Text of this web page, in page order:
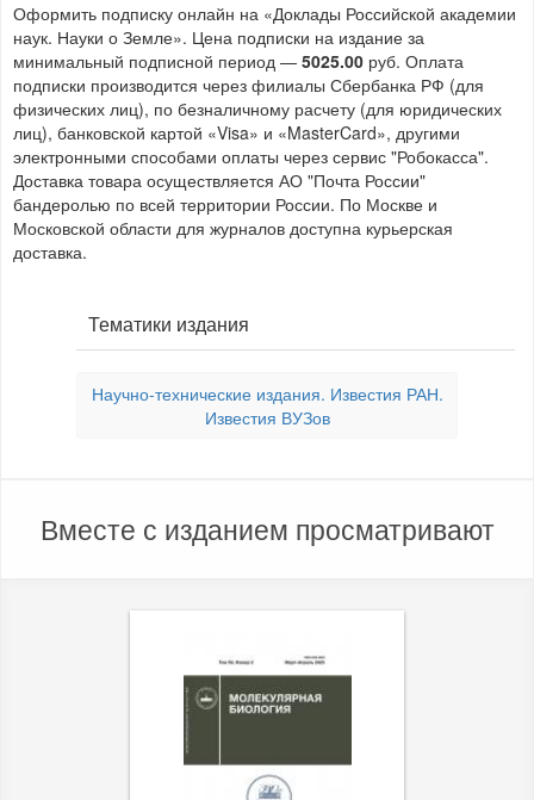
Оформить подписку онлайн на «Доклады Российской академии
наук. Науки о Земле». Цена подписки на издание за
минимальный подписной период — 5025.00 руб. Оплата
подписки производится через филиалы Сбербанка РФ (для
физических лиц), по безналичному расчету (для юридических
лиц), банковской картой «Visa» и «MasterCard», другими
электронными способами оплаты через сервис "Робокасса".
Доставка товара осуществляется АО "Почта России"
бандеролью по всей территории России. По Москве и
Московской области для журналов доступна курьерская
доставка.
Тематики издания
Научно-технические издания. Известия РАН.
Известия ВУЗов
Вместе с изданием просматривают